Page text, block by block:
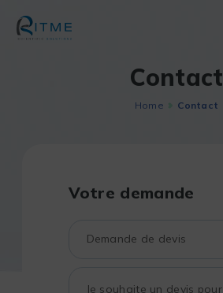
content
Contact
Home Contact
Votre demande